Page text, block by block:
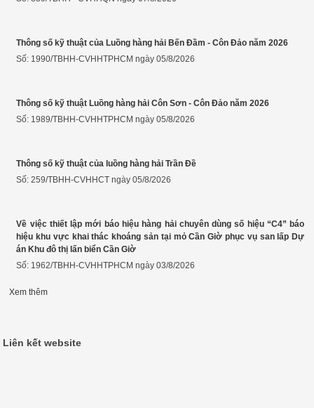
Thông số kỹ thuật của Luồng hàng hải Bến Đầm - Côn Đảo năm 2026
Số: 1990/TBHH-CVHHTPHCM ngày 05/8/2026
Thông số kỹ thuật Luồng hàng hải Côn Sơn - Côn Đảo năm 2026
Số: 1989/TBHH-CVHHTPHCM ngày 05/8/2026
Thông số kỹ thuật của luồng hàng hải Trần Đề
Số: 259/TBHH-CVHHCT ngày 05/8/2026
Về việc thiết lập mới báo hiệu hàng hải chuyên dùng số hiệu “C4” báo
hiệu khu vực khai thác khoáng sản tại mỏ Cần Giờ phục vụ san lấp Dự
án Khu đô thị lấn biển Cần Giờ
Số: 1962/TBHH-CVHHTPHCM ngày 03/8/2026
Xem thêm
Liên kết website